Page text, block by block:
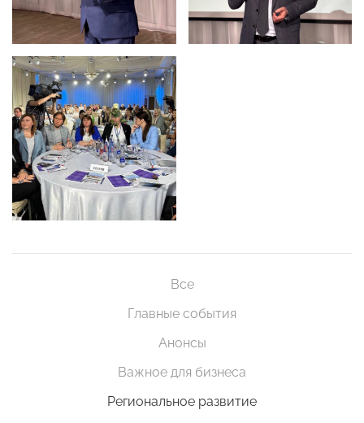
Все
Главные события
Анонсы
Важное для бизнеса
Региональное развитие